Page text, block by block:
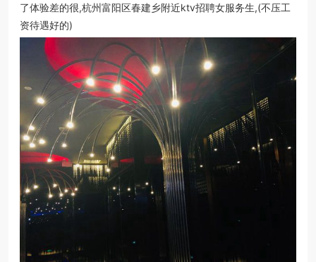
了体验差的很,杭州富阳区春建乡附近ktv招聘女服务生,(不压工
资待遇好的)